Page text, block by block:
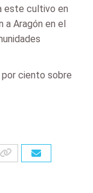
este cultivo en
a Aragón en el
ciento sobre